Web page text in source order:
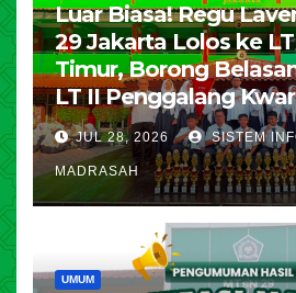
Luar Biasa! Regu
29 Jakarta Lolos ke
Timur, Borong
LT II Penggalang
JUL 28, 2026 SISTEM
MADRASAH
UMUM